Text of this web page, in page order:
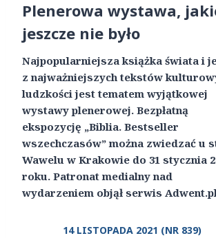
Plenerowa wystawa,
jeszcze nie było
Najpopularniejsza książka świata i
z najważniejszych tekstów
ludzkości jest tematem wyjątkowej
wystawy plenerowej. Bezpłatną
ekspozycję „Biblia. Bestseller
wszechczasów” można zwiedzać u
Wawelu w Krakowie do 31 stycznia
roku. Patronat medialny nad
wydarzeniem objął serwis
14 LISTOPADA 2021 (NR 839)